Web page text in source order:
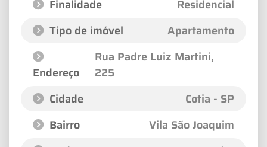
Finalidade
Residencial
Tipo de imóvel
Apartamento
Endereço
Rua Padre Luiz Martini,
225
Cidade
Cotia - SP
Bairro
Vila São Joaquim